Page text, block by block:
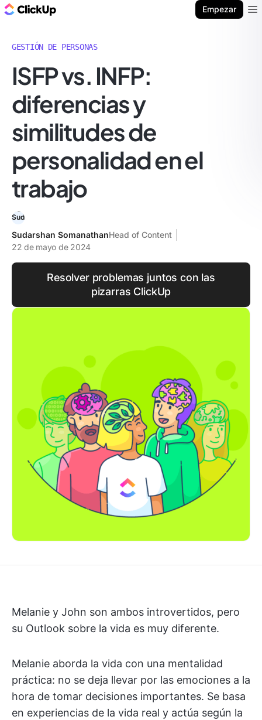
Empezar
GESTIÓN DE PERSONAS
ISFP vs. INFP:
diferencias y
similitudes de
personalidad en el
trabajo
Sudarshan SomanathanHead of Content
22 de mayo de 2024
Resolver problemas juntos con las
pizarras ClickUp
Melanie y John son ambos introvertidos, pero
su Outlook sobre la vida es muy diferente.
Melanie aborda la vida con una mentalidad
práctica: no se deja llevar por las emociones a la
hora de tomar decisiones importantes. Se basa
en experiencias de la vida real y actúa según la